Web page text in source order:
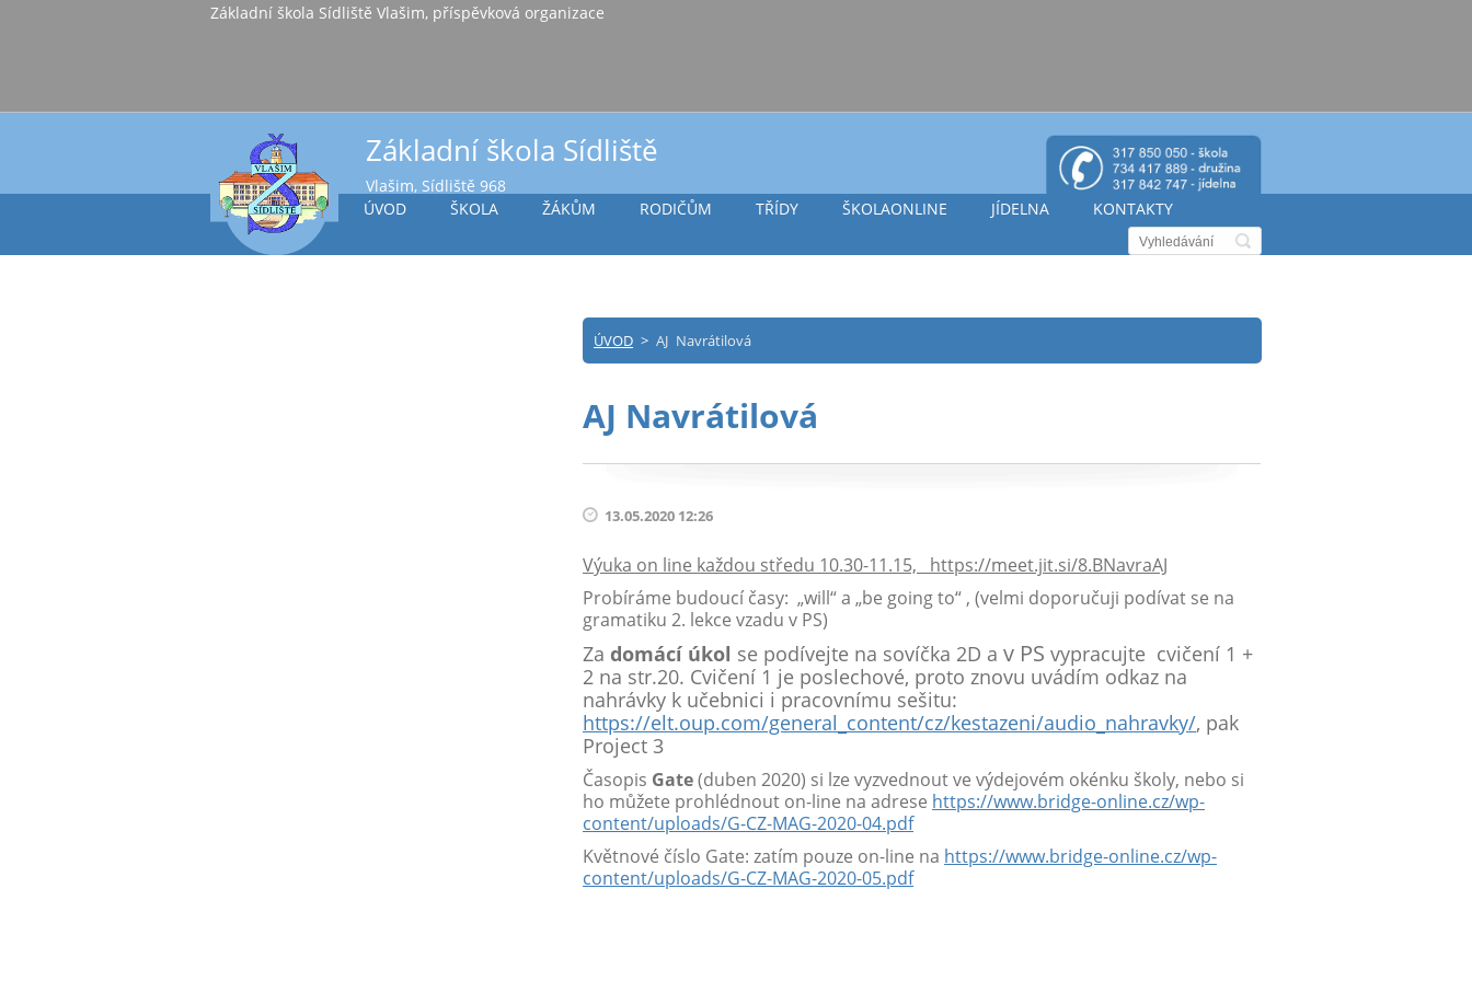
Základní škola Sídliště Vlašim, příspěvková organizace
Základní škola Sídliště
Vlašim, Sídliště 968
ÚVOD
ŠKOLA ŽÁKŮM RODIČŮM TŘÍDY ŠKOLAONLINE JÍDELNA KONTAKTY
ÚVOD >AJ Navrátilová
AJ Navrátilová
13.05.2020 12:26
Výuka on line každou středu 10.30-11.15,
https://meet.jit.si/8.BNavraAJ
Probíráme budoucí časy: „will“ a „be going to“ , (velmi doporučuji podívat se na
gramatiku 2. lekce vzadu v PS)
Za domácí úkol se podívejte na sovíčka 2D av PSvypracujte cvičení 1 +
2 na str.20. Cvičení 1 je poslechové, proto znovu uvádím odkaz na
nahrávky k učebnici i pracovnímu sešitu:
https://elt.oup.com/general_content/cz/kestazeni/audio_nahravky/, pak
Project 3
Časopis Gate(duben 2020) si lze vyzvednout ve výdejovém okénku školy, nebo si
ho můžete prohlédnout on-line na adrese https://www.bridge-online.cz/wp-
content/uploads/G-CZ-MAG-2020-04.pdf
Květnové číslo Gate: zatím pouze on-line na https://www.bridge-online.cz/wp-
content/uploads/G-CZ-MAG-2020-05.pdf